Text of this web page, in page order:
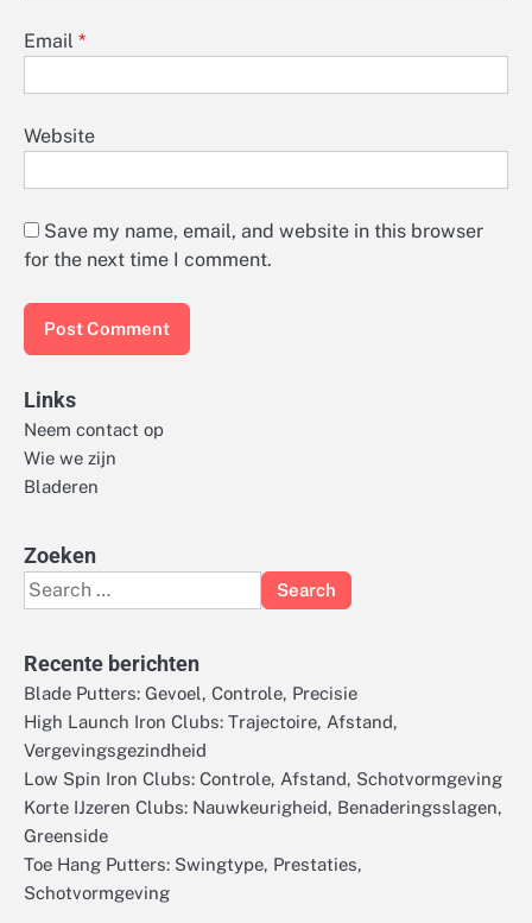
Email *
Website
Save my name, email, and website in this browser
for the next time I comment.
Links
Neem contact op
Wie we zijn
Bladeren
Zoeken
Search
for:
Recente berichten
Blade Putters: Gevoel, Controle, Precisie
High Launch Iron Clubs: Trajectoire, Afstand,
Vergevingsgezindheid
Low Spin Iron Clubs: Controle, Afstand, Schotvormgeving
Korte IJzeren Clubs: Nauwkeurigheid, Benaderingsslagen,
Greenside
Toe Hang Putters: Swingtype, Prestaties,
Schotvormgeving